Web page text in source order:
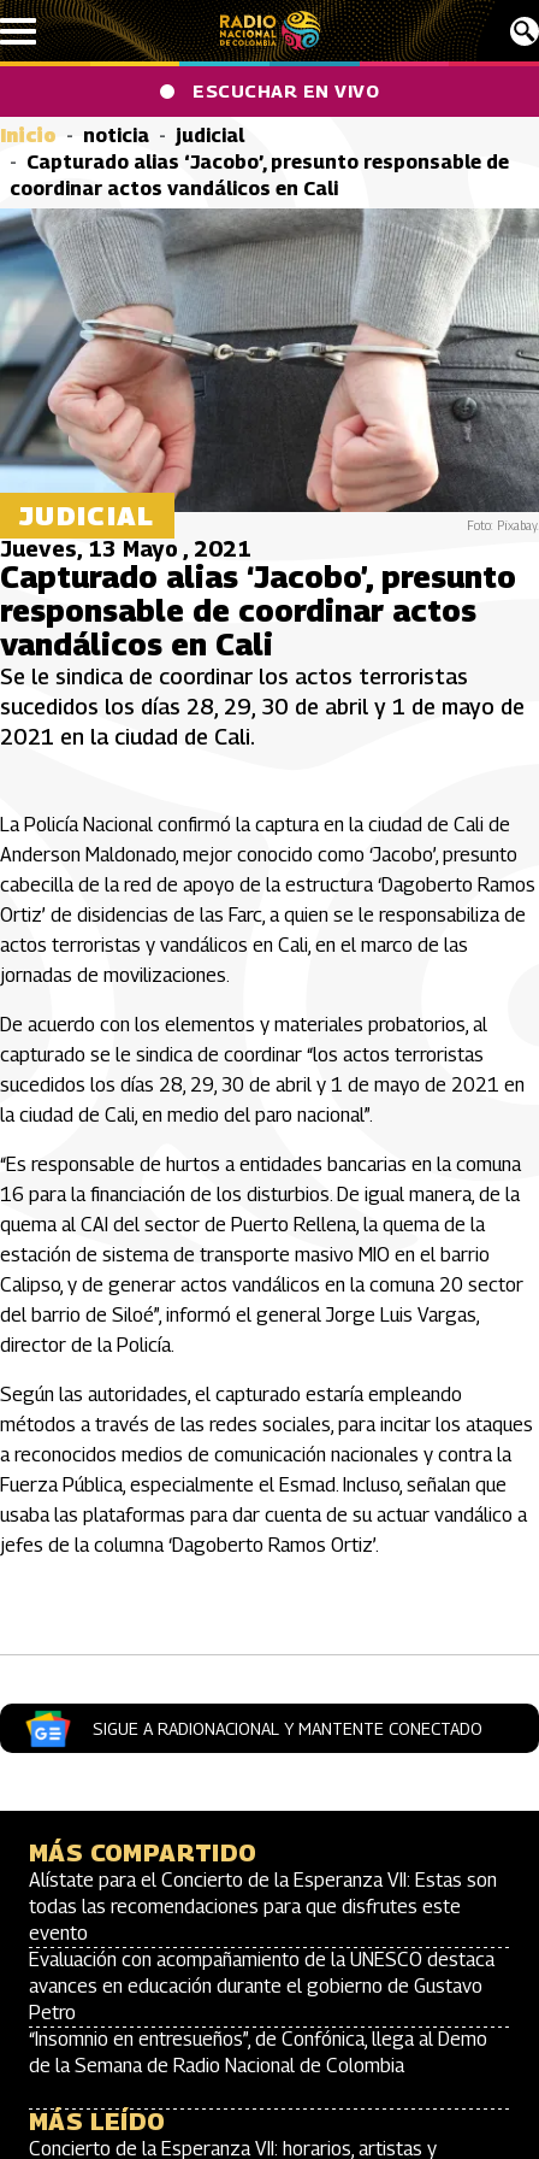
Pasar al contenido principal
ESCUCHAR EN VIVO
Inicio noticia
judicial
Capturado alias ‘Jacobo’, presunto responsable de
coordinar actos vandálicos en Cali
JUDICIAL Foto: Pixabay.
Jueves, 13 Mayo , 2021
Capturado alias ‘Jacobo’, presunto
responsable de coordinar actos
vandálicos en Cali
Se le sindica de coordinar los actos terroristas
sucedidos los días 28, 29, 30 de abril y 1 de mayo de
2021 en la ciudad de Cali.
La Policía Nacional confirmó la captura en la ciudad de Cali de
Anderson Maldonado, mejor conocido como ‘Jacobo’, presunto
cabecilla de la red de apoyo de la estructura ‘Dagoberto Ramos
Ortiz’ de disidencias de las Farc, a quien se le responsabiliza de
actos terroristas y vandálicos en Cali, en el marco de las
jornadas de movilizaciones.
De acuerdo con los elementos y materiales probatorios, al
capturado se le sindica de coordinar “los actos terroristas
sucedidos los días 28, 29, 30 de abril y 1 de mayo de 2021 en
la ciudad de Cali, en medio del paro nacional”.
“Es responsable de hurtos a entidades bancarias en la comuna
16 para la financiación de los disturbios. De igual manera, de la
quema al CAI del sector de Puerto Rellena, la quema de la
estación de sistema de transporte masivo MIO en el barrio
Calipso, y de generar actos vandálicos en la comuna 20 sector
del barrio de Siloé”, informó el general Jorge Luis Vargas,
director de la Policía.
Según las autoridades, el capturado estaría empleando
métodos a través de las redes sociales, para incitar los ataques
a reconocidos medios de comunicación nacionales y contra la
Fuerza Pública, especialmente el Esmad. Incluso, señalan que
usaba las plataformas para dar cuenta de su actuar vandálico a
jefes de la columna ‘Dagoberto Ramos Ortiz’.
SIGUE A RADIONACIONAL Y MANTENTE CONECTADO
MÁS COMPARTIDO
Alístate para el Concierto de la Esperanza VII: Estas son
todas las recomendaciones para que disfrutes este
evento
Evaluación con acompañamiento de la UNESCO destaca
avances en educación durante el gobierno de Gustavo
Petro
“Insomnio en entresueños”, de Confónica, llega al Demo
de la Semana de Radio Nacional de Colombia
MÁS LEÍDO
Concierto de la Esperanza VII: horarios, artistas y